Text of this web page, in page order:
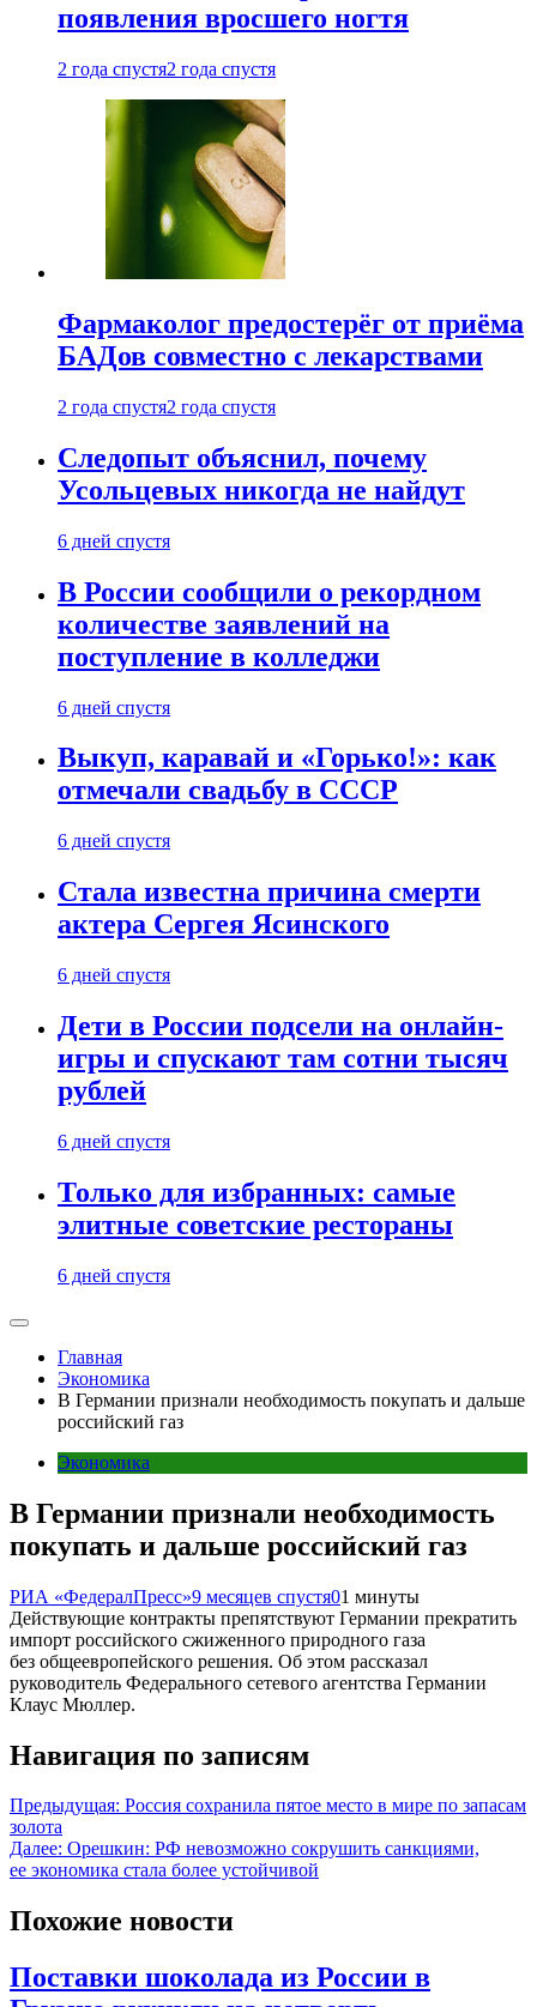
появления вросшего ногтя
2 года спустя2 года спустя
Фармаколог предостерёг от приёма
БАДов совместно с лекарствами
2 года спустя2 года спустя
Следопыт объяснил, почему
Усольцевых никогда не найдут
6 дней спустя
В России сообщили о рекордном
количестве заявлений на
поступление в колледжи
6 дней спустя
Выкуп, каравай и «Горько!»: как
отмечали свадьбу в СССР
6 дней спустя
Стала известна причина смерти
актера Сергея Ясинского
6 дней спустя
Дети в России подсели на онлайн-
игры и спускают там сотни тысяч
рублей
6 дней спустя
Только для избранных: самые
элитные советские рестораны
6 дней спустя
Главная
Экономика
В Германии признали необходимость покупать и дальше
российский газ
Экономика
В Германии признали необходимость
покупать и дальше российский газ
РИА «ФедералПресс»9 месяцев спустя01 минуты
Действующие контракты препятствуют Германии прекратить
импорт российского сжиженного природного газа
без общеевропейского решения. Об этом рассказал
руководитель Федерального сетевого агентства Германии
Клаус Мюллер.
Навигация по записям
Предыдущая: Россия сохранила пятое место в мире по запасам
золота
Далее: Орешкин: РФ невозможно сокрушить санкциями,
ее экономика стала более устойчивой
Похожие новости
Поставки шоколада из России в